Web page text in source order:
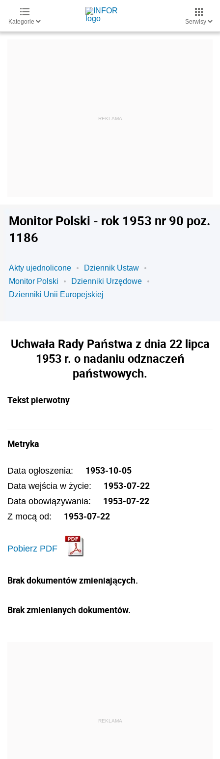
Kategorie Serwisy
Monitor Polski - rok 1953 nr 90 poz.
1186
Akty ujednolicone
Dziennik Ustaw
Monitor Polski
Dzienniki Urzędowe
Dzienniki Unii Europejskiej
Uchwała Rady Państwa z dnia 22 lipca
1953 r. o nadaniu odznaczeń
państwowych.
Tekst pierwotny
Metryka
Data ogłoszenia: 1953-10-05
Data wejścia w życie: 1953-07-22
Data obowiązywania: 1953-07-22
Z mocą od: 1953-07-22
Pobierz PDF
Brak dokumentów zmieniających.
Brak zmienianych dokumentów.